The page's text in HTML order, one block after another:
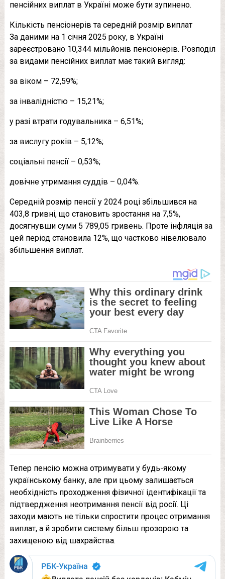
пенсійних виплат в Україні може бути зупинено.
Кількість пенсіонерів та середній розмір виплат
За даними на 1 січня 2025 року, в Україні
зареєстровано 10,344 мільйонів пенсіонерів. Розподіл
за видами пенсійних виплат має такий вигляд:
за віком – 72,59%;
за інвалідністю – 15,21%;
у разі втрати годувальника – 6,51%;
за вислугу років – 5,12%;
соціальні пенсії – 0,53%;
довічне утримання суддів – 0,04%.
Середній розмір пенсії у 2024 році збільшився на
403,8 гривні, що становить зростання на 7,5%,
досягнувши суми 5 789,05 гривень. Проте інфляція за
цей період становила 12%, що частково нівелювало
збільшення виплат.
Тепер пенсію можна отримувати у будь-якому
українському банку, але при цьому залишається
необхідність проходження фізичної ідентифікації та
підтвердження неотримання пенсії від росії. Ці
заходи мають не тільки спростити процес отримання
виплат, а й зробити систему більш прозорою та
захищеною від шахрайства.